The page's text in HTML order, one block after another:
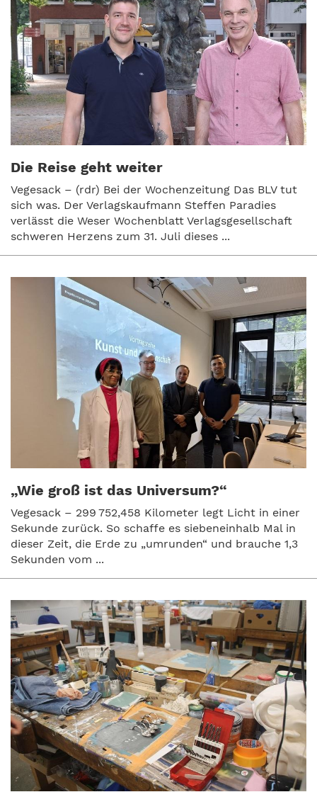
Die Reise geht weiter
Vegesack – (rdr) Bei der Wochenzeitung Das BLV tut
sich was. Der Verlagskaufmann Steffen Paradies
verlässt die Weser Wochenblatt Verlagsgesellschaft
schweren Herzens zum 31. Juli dieses ...
„Wie groß ist das Universum?“
Vegesack – 299 752,458 Kilometer legt Licht in einer
Sekunde zurück. So schaffe es siebeneinhalb Mal in
dieser Zeit, die Erde zu „umrunden“ und brauche 1,3
Sekunden vom ...